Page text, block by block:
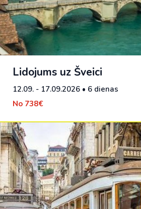
Lidojums uz Šveici
12.09. - 17.09.2026 • 6 dienas
No 738€